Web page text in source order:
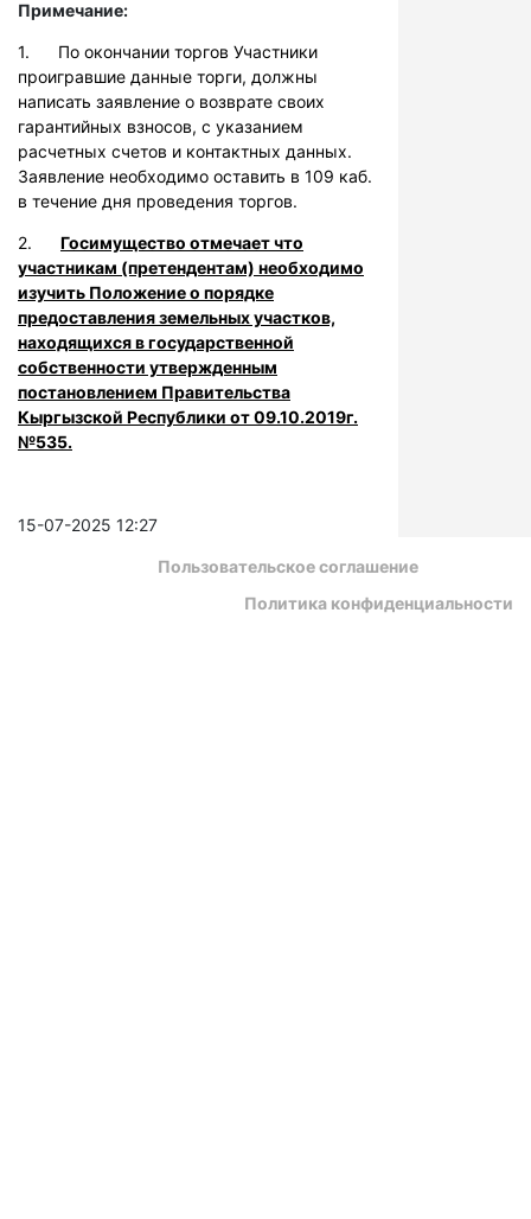
Примечание:
1. По окончании торгов Участники
проигравшие данные торги, должны
написать заявление о возврате своих
гарантийных взносов, с указанием
расчетных счетов и контактных данных.
Заявление необходимо оставить в 109 каб.
в течение дня проведения торгов.
2. Госимущество отмечает что
участникам (претендентам) необходимо
изучить Положение о порядке
предоставления земельных участков,
находящихся в государственной
собственности утвержденным
постановлением Правительства
Кыргызской Республики от 09.10.2019г.
№535.
15-07-2025 12:27
Пользовательское соглашение
Политика конфиденциальности